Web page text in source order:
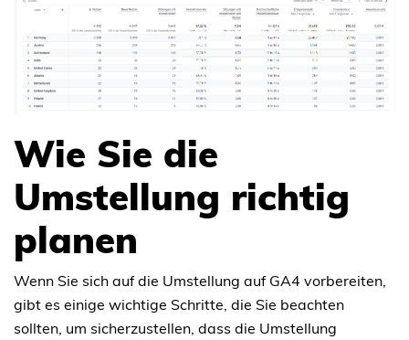
Wie Sie die
Umstellung richtig
planen
Wenn Sie sich auf die Umstellung auf GA4 vorbereiten,
gibt es einige wichtige Schritte, die Sie beachten
sollten, um sicherzustellen, dass die Umstellung